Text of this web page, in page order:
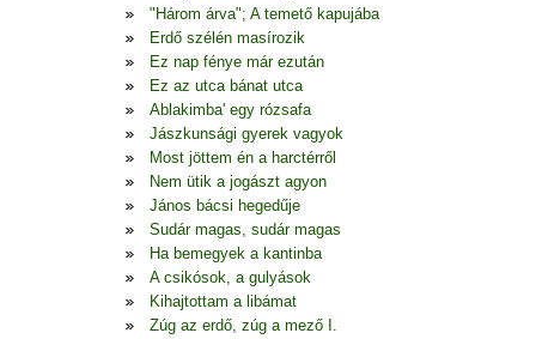
"Három árva"; A temető kapujába
Erdő szélén masírozik
Ez nap fénye már ezután
Ez az utca bánat utca
Ablakimba' egy rózsafa
Jászkunsági gyerek vagyok
Most jöttem én a harctérről
Nem ütik a jogászt agyon
János bácsi hegedűje
Sudár magas, sudár magas
Ha bemegyek a kantinba
A csikósok, a gulyások
Kihajtottam a libámat
Zúg az erdő, zúg a mező I.